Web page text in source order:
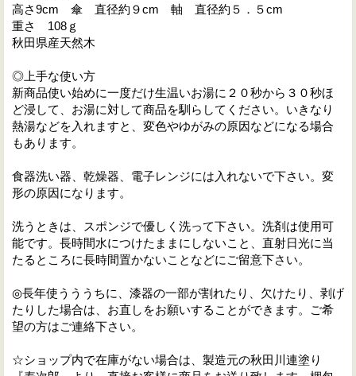
高さ9cm 傘 直径約９cm 軸 直径約５．５cm
重さ 108ｇ
秋田県産天然木
◎上手な使い方
新商品使い始めに一度だけ生温いお湯に２０秒から３０秒ほ
ど浸して、お湯に対して商品を馴らしてください。いきなり
熱湯などを入れますと、変色やゆがみの原因などになる場合
もあります。
食器洗い器、乾燥器、電子レンジには入れないで下さい。変
形の原因になります。
洗うときは、スポンジで優しく洗って下さい。洗剤は使用可
能です。長時間水につけたままにしないこと、直射日光に当
たるところに長時間置かないことなどにご留意下さい。
◎長年使うううちに、漆器の一部が割れたり、欠けたり、剥げ
たりした場合は、お直しをお願いすることができます。ご希
望の方はご連絡下さい。
☆ショップ内で在庫がない場合は、製造元の秋田川連塗り